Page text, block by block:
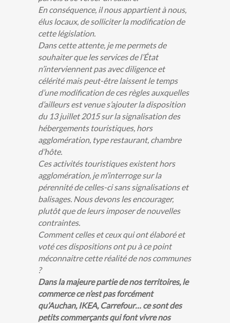
En conséquence, il nous appartient à nous,
élus locaux, de solliciter la modification de
cette législation.
Dans cette attente, je me permets de
souhaiter que les services de l’État
n’interviennent pas avec diligence et
célérité mais peut-être laissent le temps
d’une modification de ces règles auxquelles
d’ailleurs est venue s’ajouter la disposition
du 13 juillet 2015 sur la signalisation des
hébergements touristiques, hors
agglomération, type restaurant, chambre
d’hôte.
Ces activités touristiques existent hors
agglomération, je m’interroge sur la
pérennité de celles-ci sans signalisations et
balisages. Nous devons les encourager,
plutôt que de leurs imposer de nouvelles
contraintes.
Comment celles et ceux qui ont élaboré et
voté ces dispositions ont pu à ce point
méconnaitre cette réalité de nos communes
?
Dans la majeure partie de nos territoires, le
commerce ce n’est pas forcément
qu’Auchan, IKEA, Carrefour… ce sont des
petits commerçants qui font vivre nos